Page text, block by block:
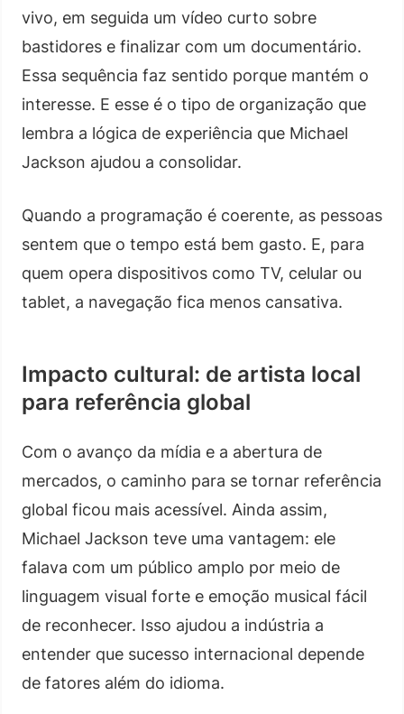
vivo, em seguida um vídeo curto sobre
bastidores e finalizar com um documentário.
Essa sequência faz sentido porque mantém o
interesse. E esse é o tipo de organização que
lembra a lógica de experiência que Michael
Jackson ajudou a consolidar.
Quando a programação é coerente, as pessoas
sentem que o tempo está bem gasto. E, para
quem opera dispositivos como TV, celular ou
tablet, a navegação fica menos cansativa.
Impacto cultural: de artista local
para referência global
Com o avanço da mídia e a abertura de
mercados, o caminho para se tornar referência
global ficou mais acessível. Ainda assim,
Michael Jackson teve uma vantagem: ele
falava com um público amplo por meio de
linguagem visual forte e emoção musical fácil
de reconhecer. Isso ajudou a indústria a
entender que sucesso internacional depende
de fatores além do idioma.